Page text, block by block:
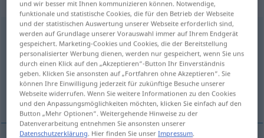
durchscheinendadj
Übersicht aller Übersetzungen
(Für mehr Details die Übersetzung anklicken/antippen)
saydam, şeffaf, transparan
und wir besser mit Ihnen kommunizieren können. Notwendige,
funktionale und statistische Cookies, die für den Betrieb der Webseite
und der statistischen Auswertung unserer Webseite erforderlich sind,
werden auf Grundlage unserer Vorauswahl immer auf Ihrem Endgerät
gespeichert. Marketing-Cookies und Cookies, die der Bereitstellung
personalisierter Werbung dienen, werden nur gespeichert, wenn Sie uns
durch einen Klick auf den „Akzeptieren“-Button Ihr Einverständnis
geben. Klicken Sie ansonsten auf „Fortfahren ohne Akzeptieren“. Sie
können Ihre Einwilligung jederzeit für zukünftige Besuche unserer
Webseite widerrufen. Wenn Sie weitere Informationen zu den Cookies
und den Anpassungsmöglichkeiten möchten, klicken Sie einfach auf den
Button „Mehr Optionen“. Weitergehende Hinweise zu der
Datenverarbeitung entnehmen Sie ansonsten unserer
Datenschutzerklärung. Hier finden Sie unserImpressum.